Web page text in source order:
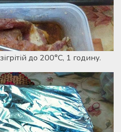
до 200°C, 1 годину.